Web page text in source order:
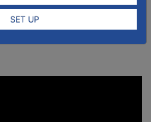
SET UP
exponents in engineering,
as well as in the
projects.